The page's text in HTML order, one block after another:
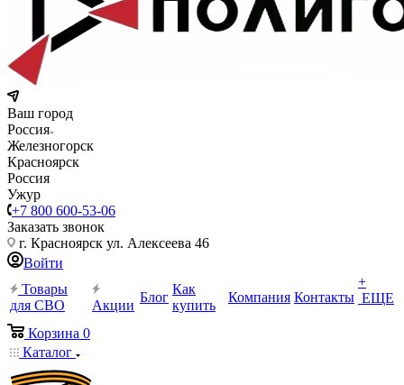
Ваш город
Россия
Железногорск
Красноярск
Россия
Ужур
+7 800 600-53-06
Заказать звонок
г. Красноярск ул. Алексеева 46
Войти
Товары
для СВО
Акции
Блог
Как
купить
Компания Контакты
+
ЕЩЕ
Корзина 0
Каталог